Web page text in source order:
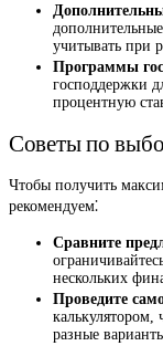
учитывать при
Программы
господдержки
процентную
Советы по
Чтобы получить
рекомендуем⁚
Сравните
нескольких
Проведите
разные